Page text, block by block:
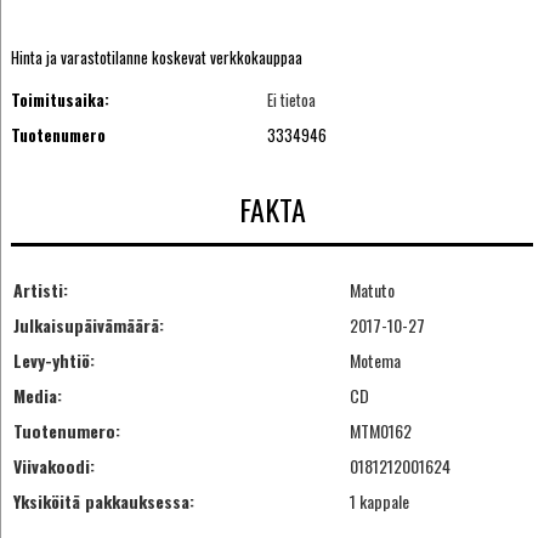
Hinta ja varastotilanne koskevat verkkokauppaa
Toimitusaika:
Ei tietoa
Tuotenumero
3334946
FAKTA
Artisti:
Matuto
Julkaisupäivämäärä:
2017-10-27
Levy-yhtiö:
Motema
Media:
CD
Tuotenumero:
MTM0162
Viivakoodi:
0181212001624
Yksiköitä pakkauksessa:
1 kappale